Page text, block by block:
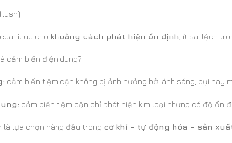
cho khoảng cách phát hiện ổn định , ít sai lệch
cảm biến điện dung?
cảm biến tiệm cận không bị ảnh hưởng bởi ánh sáng, bụi hay
cảm biến tiệm cận chỉ phát hiện kim loại nhưng có độ ổn
là lựa chọn hàng đầu trong cơ khí – tự động hóa – sản